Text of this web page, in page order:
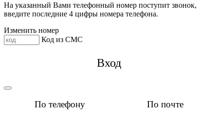
На указанный Вами телефонный номер поступит звонок,
введите последние 4 цифры номера телефона.
Изменить номер
Код из СМС
Вход
По телефону По почте